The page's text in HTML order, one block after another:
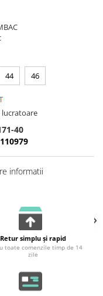
44 46
lucratoare
40
informatii
Retur simplu și rapid
toate comenzile timp de 14
zile